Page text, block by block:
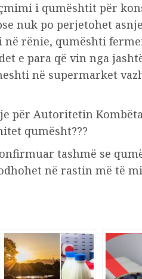
i qumështit për
nuk po perjetohet
në rënie, qumështi
e para që vin nga
në supermarket
për Autoritetin
qumësht???
tashmë se
në rastin më të